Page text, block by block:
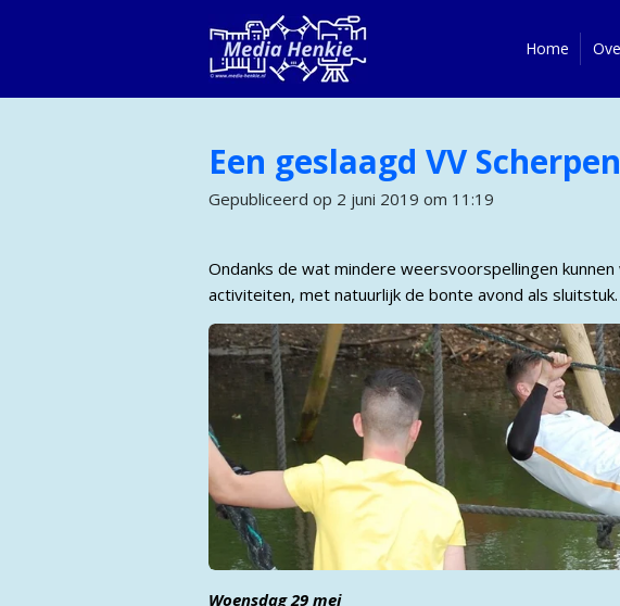
de
Home
Een geslaagd VV
Gepubliceerd op 2 juni 2019 om 11:19
Ondanks de wat mindere weersvoorspellingen
activiteiten, met natuurlijk de bonte avond als sluitstuk.
Woensdag 29 mei